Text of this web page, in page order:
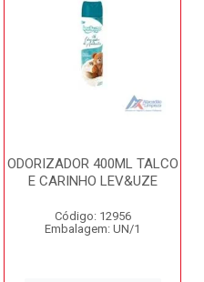
ODORIZADOR 400ML TALCO
E CARINHO LEV&UZE
Código: 12956
Embalagem: UN/1